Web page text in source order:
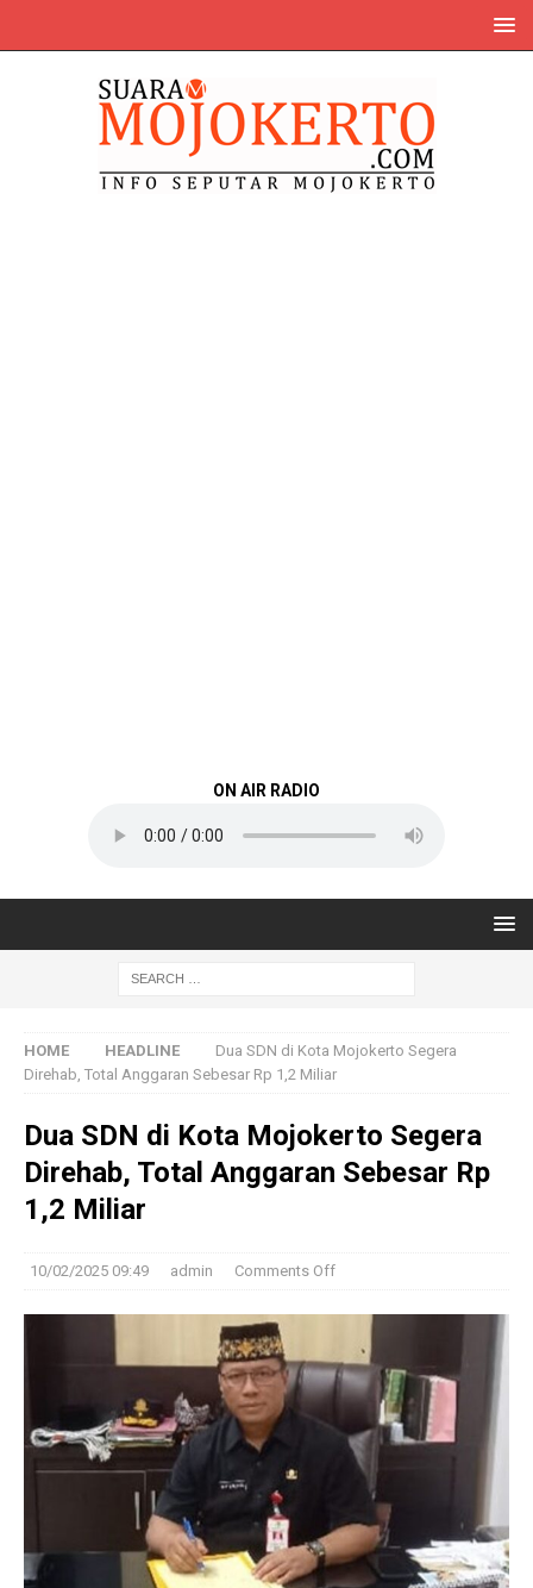
ON AIR RADIO
HOME HEADLINE
Dua SDN di Kota Mojokerto Segera
Direhab, Total Anggaran Sebesar Rp 1,2 Miliar
Dua SDN di Kota Mojokerto Segera
Direhab, Total Anggaran Sebesar Rp
1,2 Miliar
10/02/2025 09:49 admin Comments Off